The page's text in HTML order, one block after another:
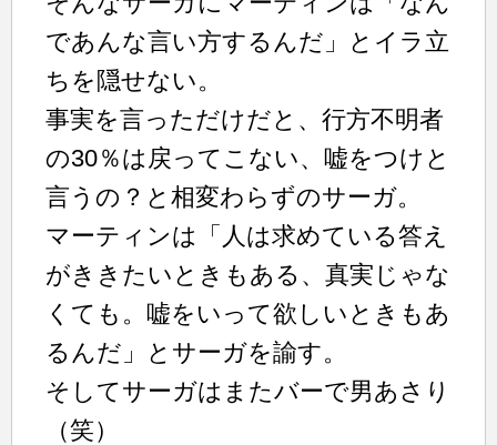
であんな言い方するんだ」とイラ立
ちを隠せない。
事実を言っただけだと、行方不明者
の30％は戻ってこない、嘘をつけと
言うの？と相変わらずのサーガ。
マーティンは「人は求めている答え
がききたいときもある、真実じゃな
くても。嘘をいって欲しいときもあ
るんだ」とサーガを諭す。
そしてサーガはまたバーで男あさり
（笑）